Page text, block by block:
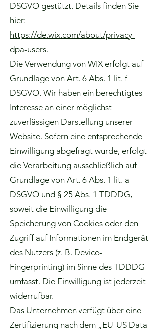
DSGVO gestützt. Details finden Sie
hier:
https://de.wix.com/about/privacy-
dpa-users.
Die Verwendung von WIX erfolgt auf
Grundlage von Art. 6 Abs. 1 lit. f
DSGVO. Wir haben ein berechtigtes
Interesse an einer möglichst
zuverlässigen Darstellung unserer
Website. Sofern eine entsprechende
Einwilligung abgefragt wurde, erfolgt
die Verarbeitung ausschließlich auf
Grundlage von Art. 6 Abs. 1 lit. a
DSGVO und § 25 Abs. 1 TDDDG,
soweit die Einwilligung die
Speicherung von Cookies oder den
Zugriff auf Informationen im Endgerät
des Nutzers (z. B. Device-
Fingerprinting) im Sinne des TDDDG
umfasst. Die Einwilligung ist jederzeit
widerrufbar.
Das Unternehmen verfügt über eine
Zertifizierung nach dem „EU-US Data